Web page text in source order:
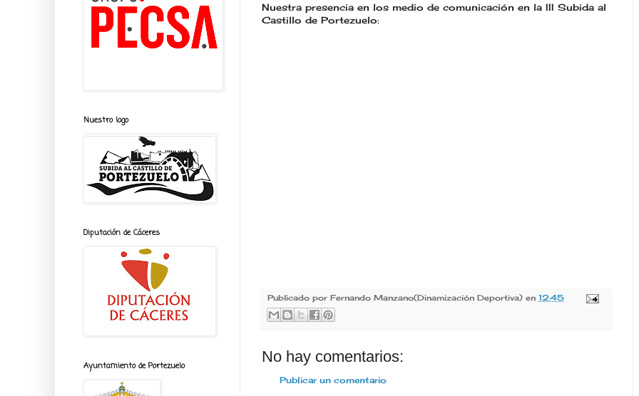
Nuestra presencia en los medio de comunicación en la III Subida al
Castillo de Portezuelo:
Publicado por Fernando Manzano(Dinamización Deportiva) en 12:45
No hay comentarios:
Publicar un comentario
Nuestro logo
Diputación de Cáceres
Ayuntamiento de Portezuelo